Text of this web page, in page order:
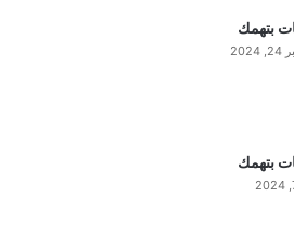
بتهمك
بتهمك